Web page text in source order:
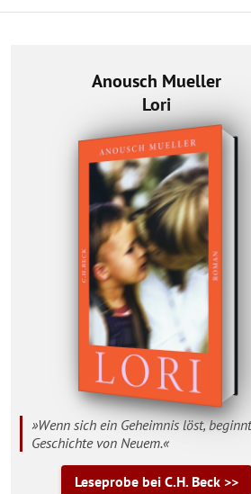
Anousch Mueller
Lori
»Wenn sich ein Geheimnis löst,
Geschichte von Neuem.«
Leseprobe bei C.H. Beck >>